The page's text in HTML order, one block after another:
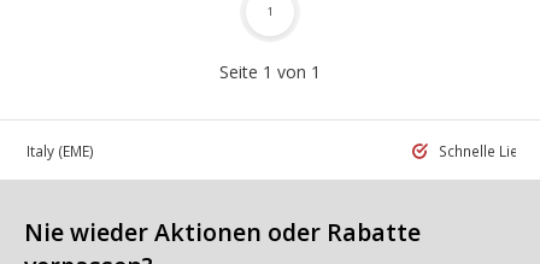
Seite 1 von 1
1
in Italy (EME) Schnelle
Nie wieder Aktionen oder Rabatte